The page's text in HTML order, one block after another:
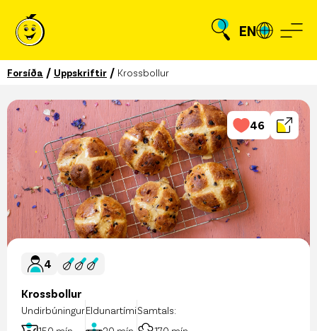
EN
Forsíða / Uppskriftir / Krossbollur
46
4
Krossbollur
UndirbúningurEldunartímiSamtals: